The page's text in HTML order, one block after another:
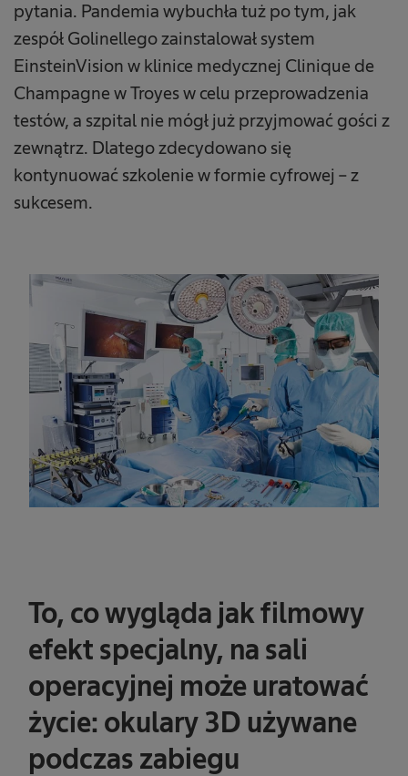
pytania. Pandemia wybuchła tuż po tym, jak
zespół Golinellego zainstalował system
EinsteinVision w klinice medycznej Clinique de
Champagne w Troyes w celu przeprowadzenia
testów, a szpital nie mógł już przyjmować gości z
zewnątrz. Dlatego zdecydowano się
kontynuować szkolenie w formie cyfrowej – z
sukcesem.
To, co wygląda jak filmowy
efekt specjalny, na sali
operacyjnej może uratować
życie: okulary 3D używane
podczas zabiegu